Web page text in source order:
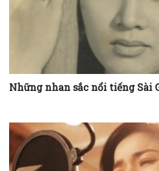
Những nhan sắc nổi tiếng Sài